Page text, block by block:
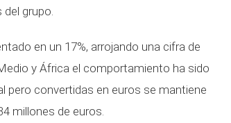
grupo.
en un 17%, arrojando una cifra de
y África el comportamiento ha sido
pero convertidas en euros se mantiene
millones de euros.